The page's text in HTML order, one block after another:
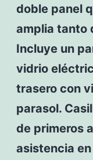
doble panel
amplia tanto
Incluye un
vidrio
trasero con
parasol.
de primeros
asistencia